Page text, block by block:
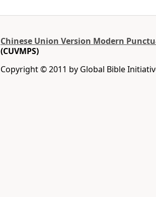
Chinese Union Version Modern
(CUVMPS)
Copyright © 2011 by Global Bible